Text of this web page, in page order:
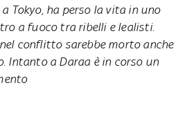
Tokyo, ha perso la vita in uno
a fuoco tra ribelli e lealisti.
conflitto sarebbe morto anche
Intanto a Daraa è in corso un